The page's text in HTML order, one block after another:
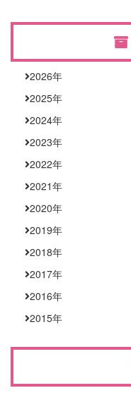
2026年
2025年
2024年
2023年
2022年
2021年
2020年
2019年
2018年
2017年
2016年
2015年